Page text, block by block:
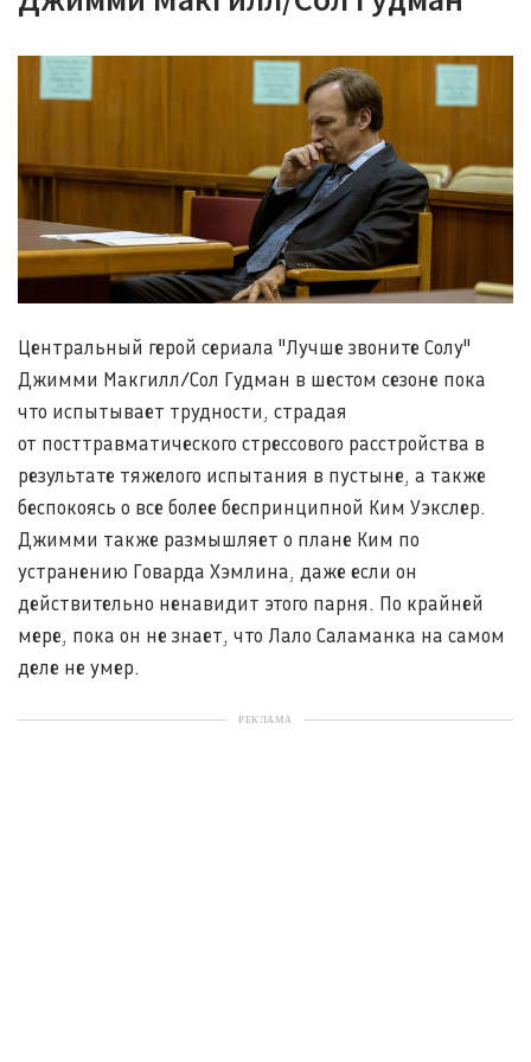
Центральный герой сериала "Лучше звоните Солу"
Джимми Макгилл/Сол Гудман в шестом сезоне пока
что испытывает трудности, страдая
от посттравматического стрессового расстройства в
результате тяжелого испытания в пустыне, а также
беспокоясь о все более беспринципной Ким Уэкслер.
Джимми также размышляет о плане Ким по
устранению Говарда Хэмлина, даже если он
действительно ненавидит этого парня. По крайней
мере, пока он не знает, что Лало Саламанка на самом
деле не умер.
РЕКЛАМА